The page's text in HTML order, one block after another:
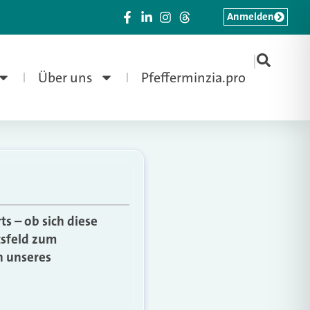
Über uns Pfefferminzia.pro
|
Anmelden
– ob sich diese
zum
unseres